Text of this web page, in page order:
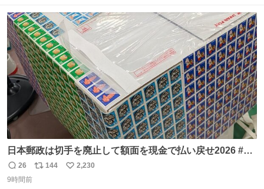
数
日本郵政は切手を廃止して額面を現金で払い戻せ2026 #日
本郵政 @JapanPostHD_PR
返
信
26
リ
144
い
2,230
9時間前